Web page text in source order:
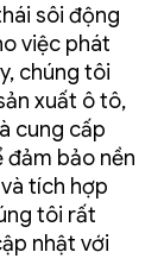
sôi động
việc phát
chúng tôi
xuất ô tô,
cung cấp
đảm bảo nền
tích hợp
tôi rất
nhật với